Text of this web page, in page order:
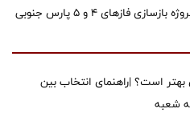
فازهای ۴ و ۵ پارس جنوبی
بهتر است؟ |راهنمای انتخاب بین
شعبه